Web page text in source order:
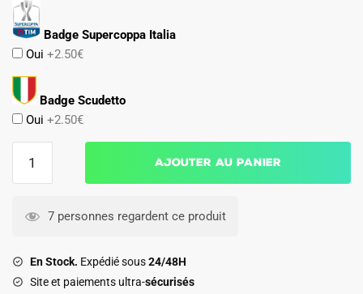
Badge Supercoppa Italia
Oui +2.50€
Badge Scudetto
Oui +2.50€
Lazio
2027
Ajouter au panier
7 personnes regardent ce produit
En Stock. Expédié sous24/48H
Site et paiements ultra-sécurisés